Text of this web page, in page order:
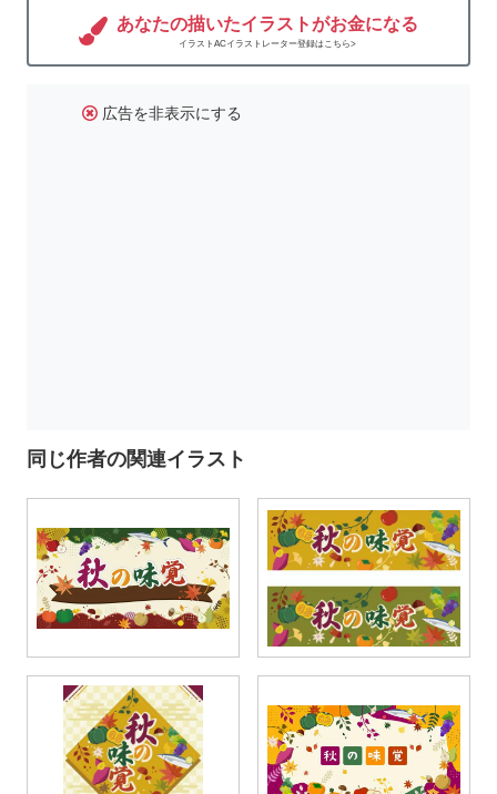
あなたの描いたイラストがお金になる
イラストACイラストレーター登録はこちら>
広告を非表示にする
同じ作者の関連イラスト